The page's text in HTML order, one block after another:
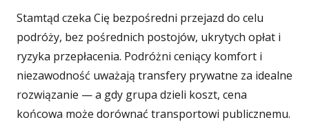
Stamtąd czeka Cię bezpośredni przejazd do celu
podróży, bez pośrednich postojów, ukrytych opłat i
ryzyka przepłacenia. Podróżni ceniący komfort i
niezawodność uważają transfery prywatne za idealne
rozwiązanie — a gdy grupa dzieli koszt, cena
końcowa może dorównać transportowi publicznemu.